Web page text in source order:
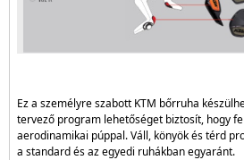
Ez a személyre szabott KTM bőrruha
tervező program lehetőséget biztosít, hogy
aerodinamikai púppal. Váll, könyök és térd
a standard és az egyedi ruhákban egyaránt.